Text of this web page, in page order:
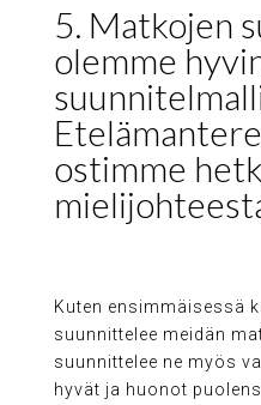
5. Matkojen
olemme
ostimme
Kuten ensimmäisessä
suunnittelee meidän
suunnittelee ne myös
hyvät ja huonot